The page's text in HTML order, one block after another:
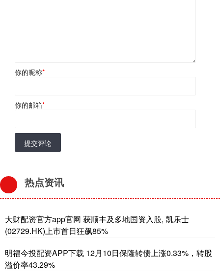
你的昵称*
你的邮箱*
提交评论
热点资讯
大财配资官方app官网 获顺丰及多地国资入股, 凯乐士
(02729.HK)上市首日狂飙85%
明福今投配资APP下载 12月10日保隆转债上涨0.33%，转股
溢价率43.29%